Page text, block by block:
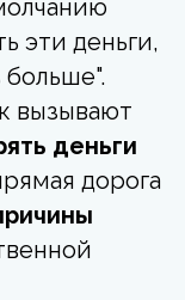
эти деньги,
больше".
вызывают
деньги
дорога